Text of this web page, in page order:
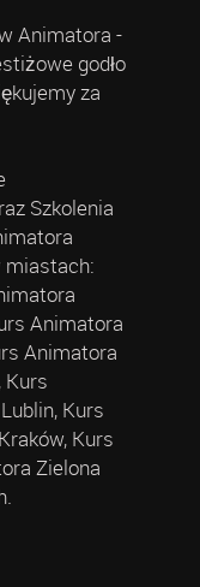
Animatora -
godło
za
Szkolenia
miastach:
Animatora
Animatora
Kurs
Kurs
Kurs
Zielona